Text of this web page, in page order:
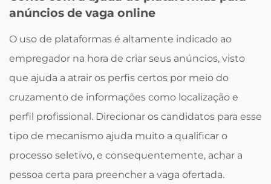
anúncios de vaga online
O uso de plataformas é altamente indicado ao
empregador na hora de criar seus anúncios, visto
que ajuda a atrair os perfis certos por meio do
cruzamento de informações como localização e
perfil profissional. Direcionar os candidatos para esse
tipo de mecanismo ajuda muito a qualificar o
processo seletivo, e consequentemente, achar a
pessoa certa para preencher a vaga ofertada.